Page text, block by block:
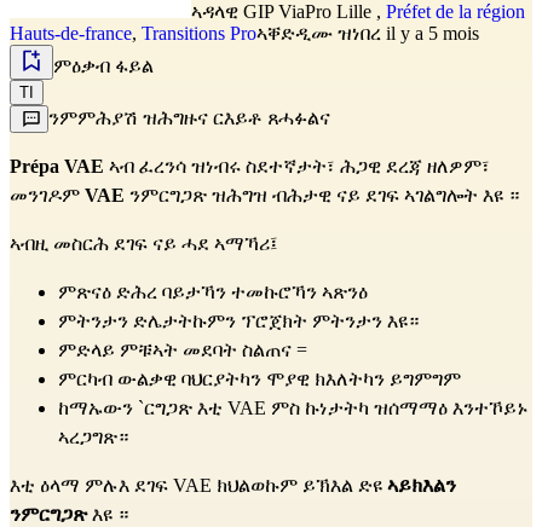
ኣዳላዊ GIP ViaPro Lille , Préfet de la région
Hauts-de-france, Transitions Proኣቐድዲሙ ዝነበረ il y a 5 mois
ምዕቃብ ፋይል
TI
ንምምሕያሽ ዝሕግዙና ርእይቶ ጸሓፉልና
Prépa VAE ኣብ ፈረንሳ ዝነብሩ ስደተኛታት፣ ሕጋዊ ደረጃ ዘለዎም፣
መንገዶም VAE ንምርግጋጽ ዝሕግዝ ብሕታዊ ናይ ደገፍ ኣገልግሎት እዩ ።
ኣብዚ መስርሕ ደገፍ ናይ ሓደ ኣማኻሪ፤
ምጽናዕ ድሕረ ባይታኻን ተመኩሮኻን ኣጽንዕ
ምትንታን ድሌታትኩምን ፕሮጀክት ምትንታን እዩ።
ምድላይ ምቹኣት መደባት ስልጠና =
ምርካብ ውልቃዊ ባህርያትካን ሞያዊ ክእለትካን ይግምግም
ከማኡውን `ርግጋጽ እቲ VAE ምስ ኩነታትካ ዝሰማማዕ እንተኾይኑ
ኣረጋግጽ።
እቲ ዕላማ ምሉእ ደገፍ VAE ክህልወኩም ይኽእል ድዩ ኣይክእልን
ንምርግጋጽ እዩ ።